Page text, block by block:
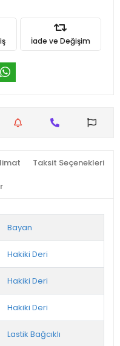
İade ve Değişim
Taksit Seçenekleri
Bayan
Hakiki Deri
Hakiki Deri
Hakiki Deri
Lastik Bağcıklı